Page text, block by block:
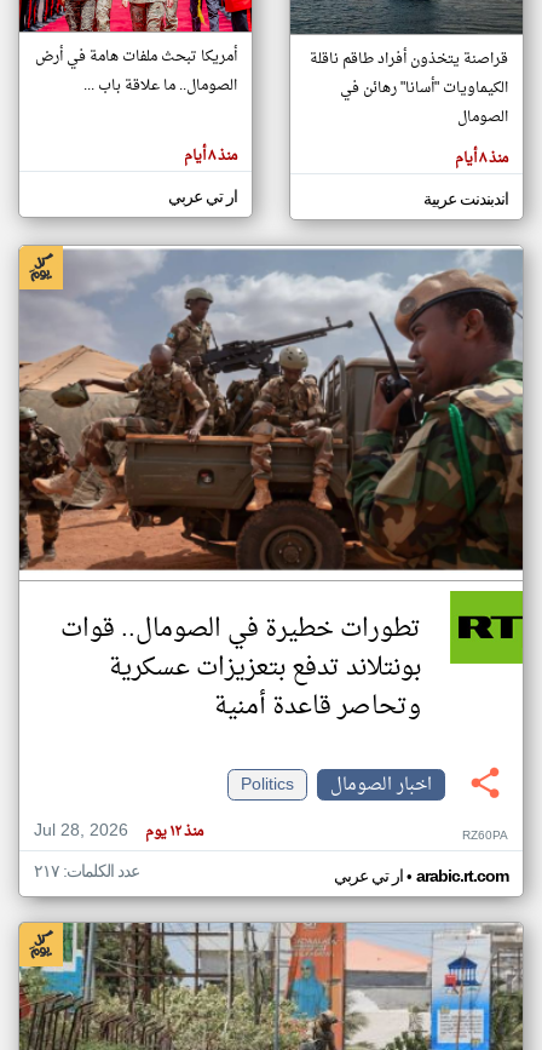
تغيير الدولة
اخبار الصومال على مدار الساعة
أهم اخبار الصومال العاجلة والمباشرة
المقالات
هنا عن
وجهة
كاتبيها.
قراصنة يتخذون أفراد طاقم ناقلة
الكيماويات "أسانا" رهائن في
الصومال
منذ ٨ أيام
اندبندنت عربية
أمريكا تبحث ملفات هامة في أرض
الصومال.. ما علاقة باب ...
منذ ٨ أيام
ار تي عربي
تطورات خطيرة في الصومال.. قوات
بونتلاند تدفع بتعزيزات عسكرية
وتحاصر قاعدة أمنية
اخبار الصومال
Politics
Jul 28, 2026
منذ ١٢ يوم RZ60PA
ار تي عربي• arabic.rt.com عدد الكلمات: ٢١٧
klyoum.com